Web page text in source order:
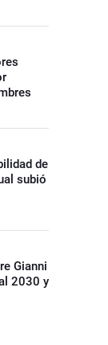
de
subió
Gianni
2030 y